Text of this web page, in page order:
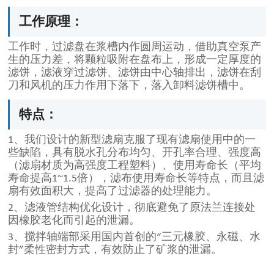
工作原理：
工作时，过滤盘在浆槽内作圆周运动，借助真空泵产
生的压力差，将颗粒吸附在盘布上，形成一定厚度的
滤饼，滤液穿过滤饼、滤饼由中心轴排出，滤饼在刮
刀和风机的压力作用下落下，落入卸料滤饼槽中。
特点：
1、我们设计的新型滤扇克服了现有滤扇使用中的一
些缺陷，具有脱水孔分布均匀、开孔率合理、强度高
（滤扇材质为高强度工程塑料）、使用寿命长（平均
寿命提高1~1.5倍），滤布使用寿命长等特点，而且滤
扇有效面积大，提高了过滤器的处理能力。
2、滤液管结构优化设计，彻底避免了原法兰连接处
因橡胶老化而引起的泄漏。
3、搅拌轴端部采用国内首创的“三元橡胶、永磁、水
封”柔性密封方式，有效防止了矿浆的泄漏。